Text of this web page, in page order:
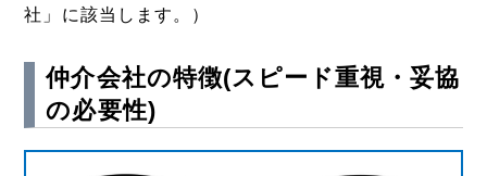
社」に該当します。）
仲介会社の特徴(スピード重視・妥協
の必要性)